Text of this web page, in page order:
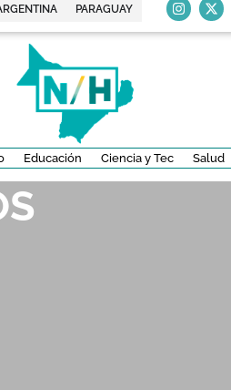
PARAGUAY
Educación Ciencia y Tec Salud